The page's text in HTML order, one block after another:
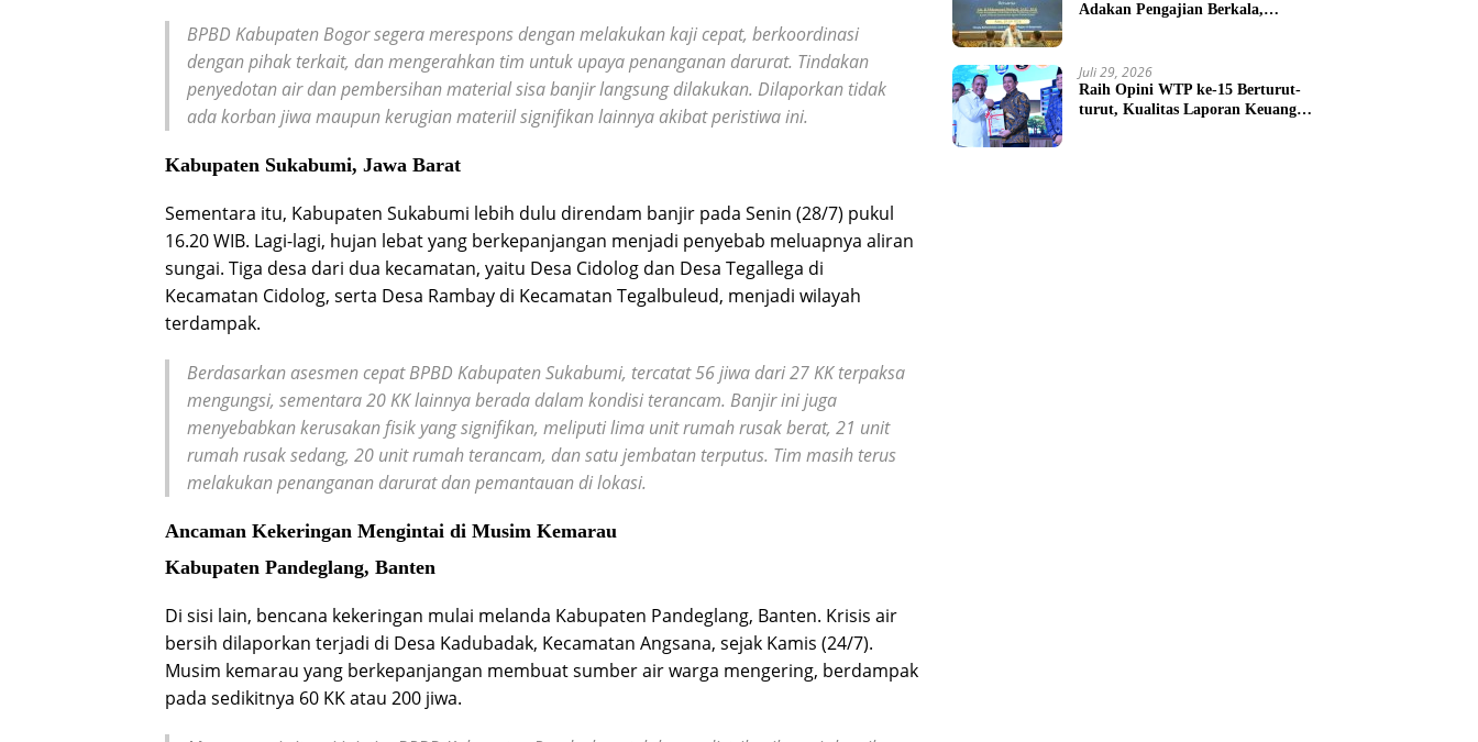
BPBD Kabupaten Bogor segera merespons dengan melakukan kaji cepat, berkoordinasi
dengan pihak terkait, dan mengerahkan tim untuk upaya penanganan darurat. Tindakan
penyedotan air dan pembersihan material sisa banjir langsung dilakukan. Dilaporkan tidak
ada korban jiwa maupun kerugian materiil signifikan lainnya akibat peristiwa ini.
Kabupaten Sukabumi, Jawa Barat
Sementara itu, Kabupaten Sukabumi lebih dulu direndam banjir pada Senin (28/7) pukul
16.20 WIB. Lagi-lagi, hujan lebat yang berkepanjangan menjadi penyebab meluapnya aliran
sungai. Tiga desa dari dua kecamatan, yaitu Desa Cidolog dan Desa Tegallega di
Kecamatan Cidolog, serta Desa Rambay di Kecamatan Tegalbuleud, menjadi wilayah
terdampak.
Berdasarkan asesmen cepat BPBD Kabupaten Sukabumi, tercatat 56 jiwa dari 27 KK terpaksa
mengungsi, sementara 20 KK lainnya berada dalam kondisi terancam. Banjir ini juga
menyebabkan kerusakan fisik yang signifikan, meliputi lima unit rumah rusak berat, 21 unit
rumah rusak sedang, 20 unit rumah terancam, dan satu jembatan terputus. Tim masih terus
melakukan penanganan darurat dan pemantauan di lokasi.
Ancaman Kekeringan Mengintai di Musim Kemarau
Kabupaten Pandeglang, Banten
Di sisi lain, bencana kekeringan mulai melanda Kabupaten Pandeglang, Banten. Krisis air
bersih dilaporkan terjadi di Desa Kadubadak, Kecamatan Angsana, sejak Kamis (24/7).
Musim kemarau yang berkepanjangan membuat sumber air warga mengering, berdampak
pada sedikitnya 60 KK atau 200 jiwa.
Adakan Pengajian Berkala,
Juli 29, 2026
Raih Opini WTP ke-15 Berturut-
turut, Kualitas Laporan Keuangan